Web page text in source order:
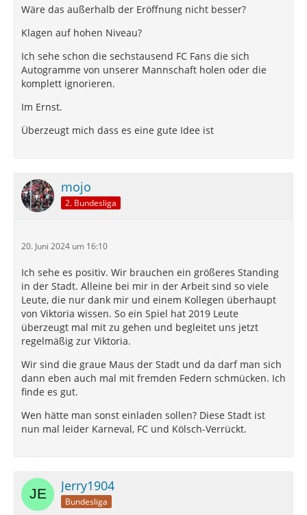
Wäre das außerhalb der Eröffnung nicht besser?
Klagen auf hohen Niveau?
Ich sehe schon die sechstausend FC Fans die sich
Autogramme von unserer Mannschaft holen oder die
komplett ignorieren.
Im Ernst.
Überzeugt mich dass es eine gute Idee ist
mojo
2. Bundesliga
20. Juni 2024 um 16:10
Ich sehe es positiv. Wir brauchen ein größeres Standing
in der Stadt. Alleine bei mir in der Arbeit sind so viele
Leute, die nur dank mir und einem Kollegen überhaupt
von Viktoria wissen. So ein Spiel hat 2019 Leute
überzeugt mal mit zu gehen und begleitet uns jetzt
regelmäßig zur Viktoria.
Wir sind die graue Maus der Stadt und da darf man sich
dann eben auch mal mit fremden Federn schmücken. Ich
finde es gut.
Wen hätte man sonst einladen sollen? Diese Stadt ist
nun mal leider Karneval, FC und Kölsch-Verrückt.
Jerry1904
Bundesliga